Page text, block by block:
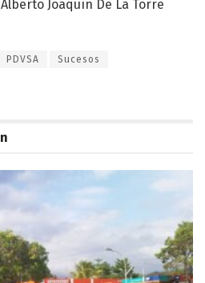
Joaquín De La Torre
PDVSA Sucesos